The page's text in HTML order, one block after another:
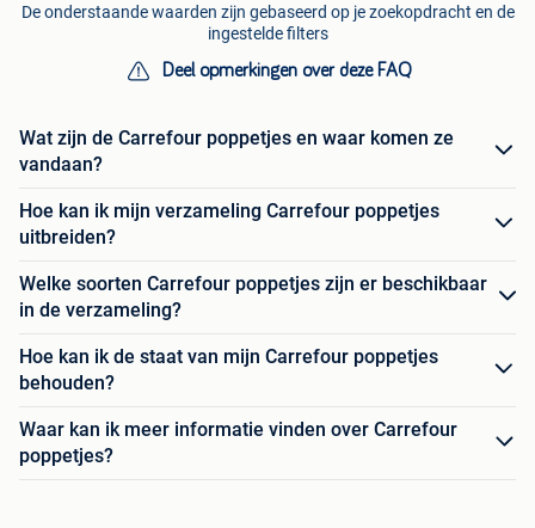
De onderstaande waarden zijn gebaseerd op je zoekopdracht en de
ingestelde filters
Deel opmerkingen over deze FAQ
Wat zijn de Carrefour poppetjes en waar komen ze
vandaan?
Hoe kan ik mijn verzameling Carrefour poppetjes
uitbreiden?
Welke soorten Carrefour poppetjes zijn er beschikbaar
in de verzameling?
Hoe kan ik de staat van mijn Carrefour poppetjes
behouden?
Waar kan ik meer informatie vinden over Carrefour
poppetjes?